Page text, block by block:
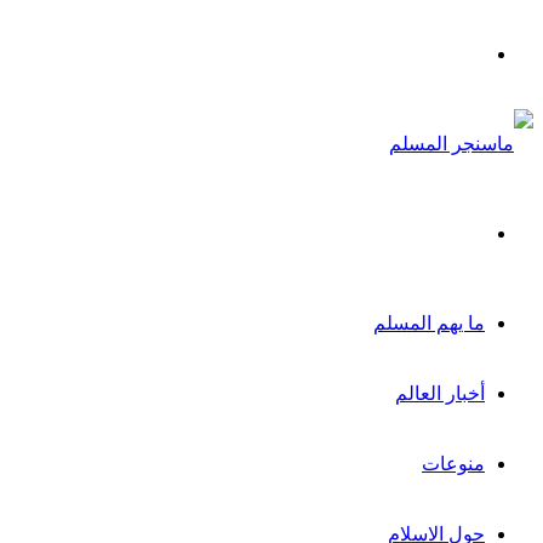
ما يهم المسلم
أخبار العالم
منوعات
حول الاسلام